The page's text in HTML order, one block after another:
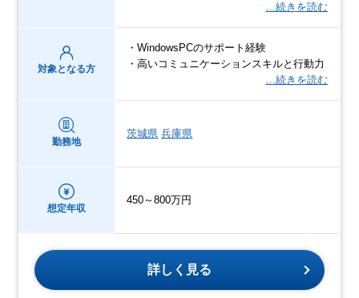
…続きを読む
対象となる方
・WindowsPCのサポート経験
・高いコミュニケーションスキルと行動力
…続きを読む
勤務地
茨城県 兵庫県
想定年収
450～800万円
詳しく見る